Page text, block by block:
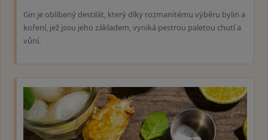
Gin je oblíbený destilát, který díky rozmanitému výběru bylin a
koření, jež jsou jeho základem, vyniká pestrou paletou chutí a
vůní.